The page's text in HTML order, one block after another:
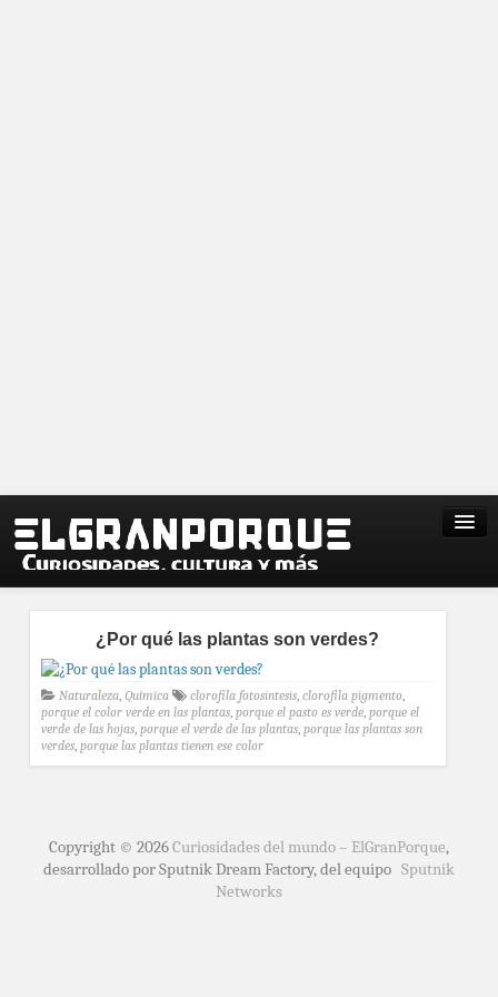
¿Por qué las plantas son verdes?
Naturaleza, Química clorofila fotosintesis, clorofila pigmento,
porque el color verde en las plantas, porque el pasto es verde, porque el
verde de las hojas, porque el verde de las plantas, porque las plantas son
verdes, porque las plantas tienen ese color
Copyright © 2026Curiosidades del mundo – ElGranPorque,
desarrollado por Sputnik Dream Factory, del equipo Sputnik
Networks